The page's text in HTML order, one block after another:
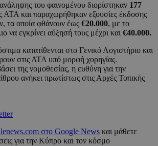
του φαινομένου διορίστηκαν 177
ΑΤΑ και παραχωρήθηκαν εξουσίες έκδοσης
τα οποία φθάνουν έως €20.000, με το
να εγκρίνει αύξησή τους μέχρι και €40.000.
κατατίθενται στο Γενικό Λογιστήριο και
στις ΑΤΑ υπό μορφή χορηγίας.
της νομοθεσίας, η ευθύνη για την
ανήκει πρωτίστως στις Αρχές Τοπικής
στο Google News και μάθετε
για την Κύπρο και τον κόσμο